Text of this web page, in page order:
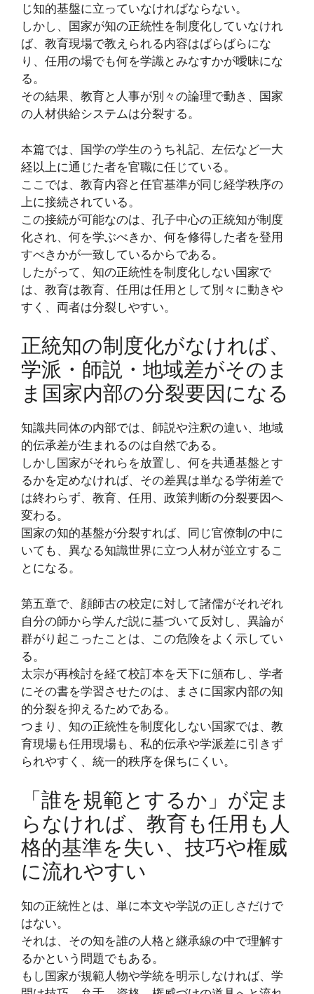
じ知的基盤に立っていなければならない。
しかし、国家が知の正統性を制度化していなけれ
ば、教育現場で教えられる内容はばらばらにな
り、任用の場でも何を学識とみなすかが曖昧にな
る。
その結果、教育と人事が別々の論理で動き、国家
の人材供給システムは分裂する。
本篇では、国学の学生のうち礼記、左伝など一大
経以上に通じた者を官職に任じている。
ここでは、教育内容と任官基準が同じ経学秩序の
上に接続されている。
この接続が可能なのは、孔子中心の正統知が制度
化され、何を学ぶべきか、何を修得した者を登用
すべきかが一致しているからである。
したがって、知の正統性を制度化しない国家で
は、教育は教育、任用は任用として別々に動きや
すく、両者は分裂しやすい。
正統知の制度化がなければ、
学派・師説・地域差がそのま
ま国家内部の分裂要因になる
知識共同体の内部では、師説や注釈の違い、地域
的伝承差が生まれるのは自然である。
しかし国家がそれらを放置し、何を共通基盤とす
るかを定めなければ、その差異は単なる学術差で
は終わらず、教育、任用、政策判断の分裂要因へ
変わる。
国家の知的基盤が分裂すれば、同じ官僚制の中に
いても、異なる知識世界に立つ人材が並立するこ
とになる。
第五章で、顔師古の校定に対して諸儒がそれぞれ
自分の師から学んだ説に基づいて反対し、異論が
群がり起こったことは、この危険をよく示してい
る。
太宗が再検討を経て校訂本を天下に頒布し、学者
にその書を学習させたのは、まさに国家内部の知
的分裂を抑えるためである。
つまり、知の正統性を制度化しない国家では、教
育現場も任用現場も、私的伝承や学派差に引きず
られやすく、統一的秩序を保ちにくい。
「誰を規範とするか」が定ま
らなければ、教育も任用も人
格的基準を失い、技巧や権威
に流れやすい
知の正統性とは、単に本文や学説の正しさだけで
はない。
それは、その知を誰の人格と継承線の中で理解す
るかという問題でもある。
もし国家が規範人物や学統を明示しなければ、学